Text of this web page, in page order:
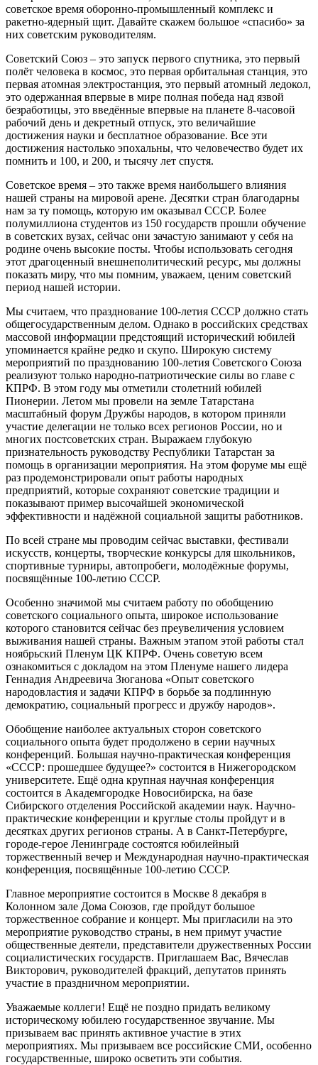
советское время оборонно-промышленный комплекс и
ракетно-ядерный щит. Давайте скажем большое «спасибо» за
них советским руководителям.
Советский Союз – это запуск первого спутника, это первый
полёт человека в космос, это первая орбитальная станция, это
первая атомная электростанция, это первый атомный ледокол,
это одержанная впервые в мире полная победа над язвой
безработицы, это введённые впервые на планете 8-часовой
рабочий день и декретный отпуск, это величайшие
достижения науки и бесплатное образование. Все эти
достижения настолько эпохальны, что человечество будет их
помнить и 100, и 200, и тысячу лет спустя.
Советское время – это также время наибольшего влияния
нашей страны на мировой арене. Десятки стран благодарны
нам за ту помощь, которую им оказывал СССР. Более
полумиллиона студентов из 150 государств прошли обучение
в советских вузах, сейчас они зачастую занимают у себя на
родине очень высокие посты. Чтобы использовать сегодня
этот драгоценный внешнеполитический ресурс, мы должны
показать миру, что мы помним, уважаем, ценим советский
период нашей истории.
Мы считаем, что празднование 100-летия СССР должно стать
общегосударственным делом. Однако в российских средствах
массовой информации предстоящий исторический юбилей
упоминается крайне редко и скупо. Широкую систему
мероприятий по празднованию 100-летия Советского Союза
реализуют только народно-патриотические силы во главе с
КПРФ. В этом году мы отметили столетний юбилей
Пионерии. Летом мы провели на земле Татарстана
масштабный форум Дружбы народов, в котором приняли
участие делегации не только всех регионов России, но и
многих постсоветских стран. Выражаем глубокую
признательность руководству Республики Татарстан за
помощь в организации мероприятия. На этом форуме мы ещё
раз продемонстрировали опыт работы народных
предприятий, которые сохраняют советские традиции и
показывают пример высочайшей экономической
эффективности и надёжной социальной защиты работников.
По всей стране мы проводим сейчас выставки, фестивали
искусств, концерты, творческие конкурсы для школьников,
спортивные турниры, автопробеги, молодёжные форумы,
посвящённые 100-летию СССР.
Особенно значимой мы считаем работу по обобщению
советского социального опыта, широкое использование
которого становится сейчас без преувеличения условием
выживания нашей страны. Важным этапом этой работы стал
ноябрьский Пленум ЦК КПРФ. Очень советую всем
ознакомиться с докладом на этом Пленуме нашего лидера
Геннадия Андреевича Зюганова «Опыт советского
народовластия и задачи КПРФ в борьбе за подлинную
демократию, социальный прогресс и дружбу народов».
Обобщение наиболее актуальных сторон советского
социального опыта будет продолжено в серии научных
конференций. Большая научно-практическая конференция
«СССР: прошедшее будущее?» состоится в Нижегородском
университете. Ещё одна крупная научная конференция
состоится в Академгородке Новосибирска, на базе
Сибирского отделения Российской академии наук. Научно-
практические конференции и круглые столы пройдут и в
десятках других регионов страны. А в Санкт-Петербурге,
городе-герое Ленинграде состоятся юбилейный
торжественный вечер и Международная научно-практическая
конференция, посвящённые 100-летию СССР.
Главное мероприятие состоится в Москве 8 декабря в
Колонном зале Дома Союзов, где пройдут большое
торжественное собрание и концерт. Мы пригласили на это
мероприятие руководство страны, в нем примут участие
общественные деятели, представители дружественных России
социалистических государств. Приглашаем Вас, Вячеслав
Викторович, руководителей фракций, депутатов принять
участие в праздничном мероприятии.
Уважаемые коллеги! Ещё не поздно придать великому
историческому юбилею государственное звучание. Мы
призываем вас принять активное участие в этих
мероприятиях. Мы призываем все российские СМИ, особенно
государственные, широко осветить эти события.